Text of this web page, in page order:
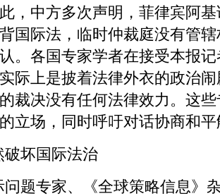
，中方多次声明，菲律宾阿
国际法，临时仲裁庭没有管
。各国专家学者在接受本报
际上是披着法律外衣的政治
裁决没有任何法律效力。这
立场，同时呼吁对话协商和
破坏国际法治
问题专家、《全球策略信息》